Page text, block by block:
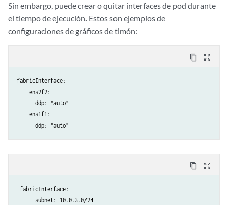
Sin embargo, puede crear o quitar interfaces de pod durante
el tiempo de ejecución. Estos son ejemplos de
configuraciones de gráficos de timón:
content_copy zoom_out_map
fabricInterface:
  - ens2f2:
      ddp: "auto"
  - ens1f1:
      ddp: "auto"
content_copy zoom_out_map
fabricInterface:
    - subnet: 10.0.3.0/24